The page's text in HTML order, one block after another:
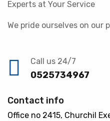
Experts at Your Service
We pride ourselves on our
Call us 24/7
0525734967
Contact info
Office no 2415, Churchil